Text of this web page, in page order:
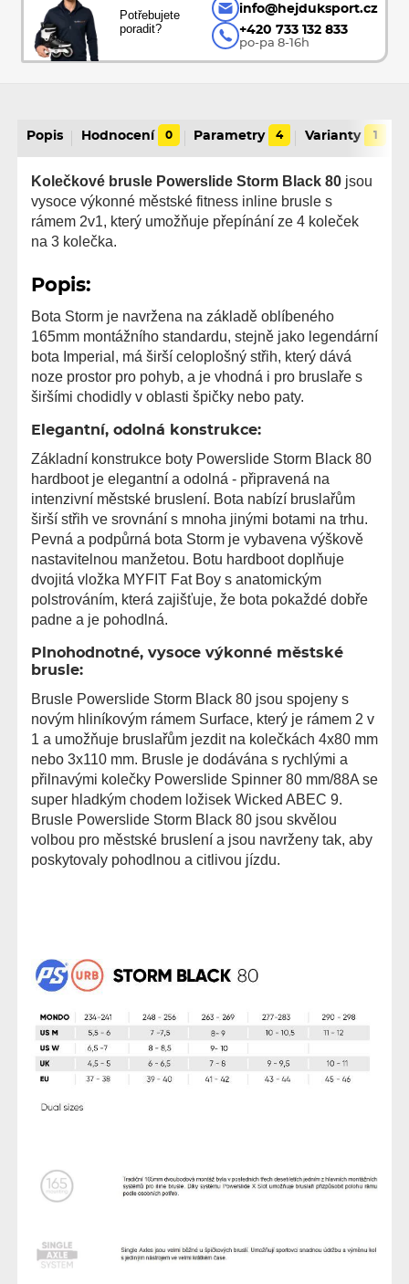
Potřebujete
poradit?
info@hejduksport.cz
+420 733 132 833
po-pa 8-16h
Popis Hodnocení 0 Parametry 4 Varianty 1
Kolečkové brusle Powerslide Storm Black 80 jsou
vysoce výkonné městské fitness inline brusle s
rámem 2v1, který umožňuje přepínání ze 4 koleček
na 3 kolečka.
Popis:
Bota Storm je navržena na základě oblíbeného
165mm montážního standardu, stejně jako legendární
bota Imperial, má širší celoplošný střih, který dává
noze prostor pro pohyb, a je vhodná i pro bruslaře s
širšími chodidly v oblasti špičky nebo paty.
Elegantní, odolná konstrukce:
Základní konstrukce boty Powerslide Storm Black 80
hardboot je elegantní a odolná - připravená na
intenzivní městské bruslení. Bota nabízí bruslařům
širší střih ve srovnání s mnoha jinými botami na trhu.
Pevná a podpůrná bota Storm je vybavena výškově
nastavitelnou manžetou. Botu hardboot doplňuje
dvojitá vložka MYFIT Fat Boy s anatomickým
polstrováním, která zajišťuje, že bota pokaždé dobře
padne a je pohodlná.
Plnohodnotné, vysoce výkonné městské
brusle:
Brusle Powerslide Storm Black 80 jsou spojeny s
novým hliníkovým rámem Surface, který je rámem 2 v
1 a umožňuje bruslařům jezdit na kolečkách 4x80 mm
nebo 3x110 mm. Brusle je dodávána s rychlými a
přilnavými kolečky Powerslide Spinner 80 mm/88A se
super hladkým chodem ložisek Wicked ABEC 9.
Brusle Powerslide Storm Black 80 jsou skvělou
volbou pro městské bruslení a jsou navrženy tak, aby
poskytovaly pohodlnou a citlivou jízdu.